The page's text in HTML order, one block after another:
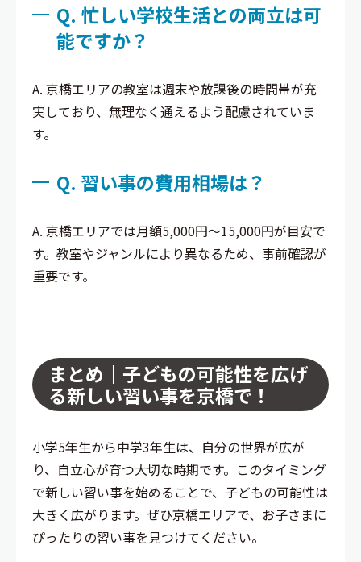
Q. 忙しい学校生活との両立は可
能ですか？
A. 京橋エリアの教室は週末や放課後の時間帯が充
実しており、無理なく通えるよう配慮されていま
す。
Q. 習い事の費用相場は？
A. 京橋エリアでは月額5,000円〜15,000円が目安で
す。教室やジャンルにより異なるため、事前確認が
重要です。
まとめ｜子どもの可能性を広げ
る新しい習い事を京橋で！
小学5年生から中学3年生は、自分の世界が広が
り、自立心が育つ大切な時期です。このタイミング
で新しい習い事を始めることで、子どもの可能性は
大きく広がります。ぜひ京橋エリアで、お子さまに
ぴったりの習い事を見つけてください。